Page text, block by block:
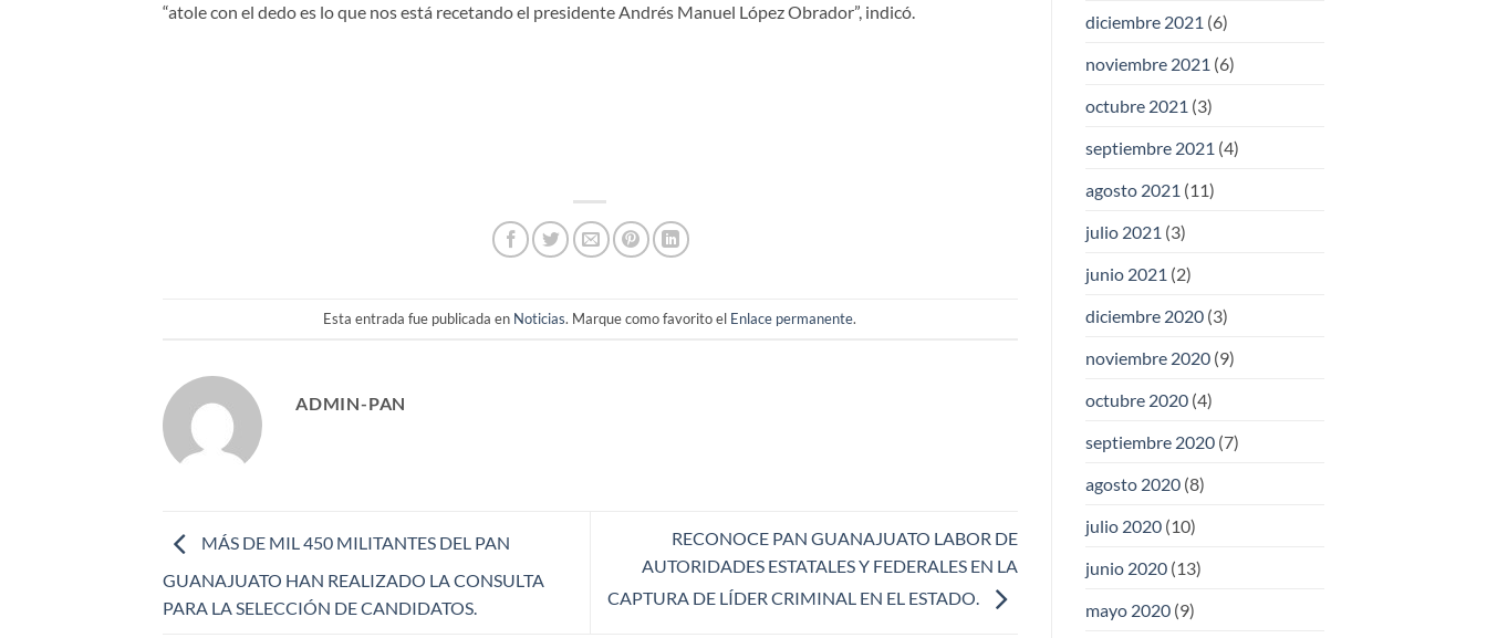
“atole con el dedo es lo que nos está recetando el presidente Andrés Manuel López Obrador”, indicó.
Esta entrada fue publicada en Noticias. Marque como favorito el Enlace permanente.
ADMIN-PAN
MÁS DE MIL 450 MILITANTES DEL PAN
GUANAJUATO HAN REALIZADO LA CONSULTA
PARA LA SELECCIÓN DE CANDIDATOS.
RECONOCE PAN GUANAJUATO LABOR DE
AUTORIDADES ESTATALES Y FEDERALES EN LA
CAPTURA DE LÍDER CRIMINAL EN EL ESTADO.
diciembre 2021 (6)
noviembre 2021 (6)
octubre 2021 (3)
septiembre 2021 (4)
agosto 2021 (11)
julio 2021 (3)
junio 2021 (2)
diciembre 2020(3)
noviembre 2020(9)
octubre 2020(4)
septiembre 2020(7)
agosto 2020(8)
julio 2020(10)
junio 2020(13)
mayo 2020(9)